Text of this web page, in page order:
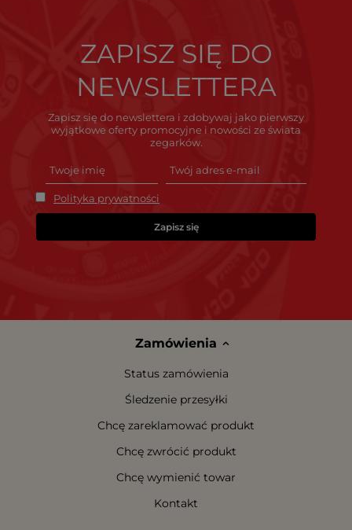
ZAPISZ SIĘ DO
NEWSLETTERA
Zapisz się do newslettera i zdobywaj jako pierwszy
wyjątkowe oferty promocyjne i nowości ze świata
zegarków.
Polityka prywatności
Zapisz się
Zamówienia
Status zamówienia
Śledzenie przesyłki
Chcę zareklamować produkt
Chcę zwrócić produkt
Chcę wymienić towar
Kontakt